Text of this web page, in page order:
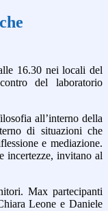
16.30 nei locali del
del laboratorio
all’interno della
di situazioni che
e mediazione.
incertezze, invitano al
Max partecipanti
Leone e Daniele